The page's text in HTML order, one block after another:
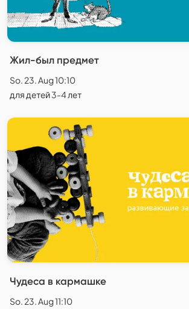
Жил-был предмет
So. 23. Aug 10:10
для детей 3-4 лет
Чудеса в кармашке
So. 23. Aug 11:10